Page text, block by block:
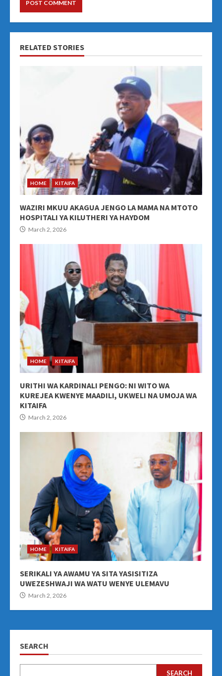
RELATED STORIES
HOME KITAIFA
WAZIRI MKUU AKAGUA JENGO LA MAMA NA MTOTO
HOSPITALI YA KILUTHERI YA HAYDOM
March 2, 2026
HOME KITAIFA
URITHI WA KARDINALI PENGO: NI WITO WA
KUREJEA KWENYE MAADILI, UKWELI NA UMOJA WA
KITAIFA
March 2, 2026
HOME KITAIFA
SERIKALI YA AWAMU YA SITA YASISITIZA
UWEZESHWAJI WA WATU WENYE ULEMAVU
March 2, 2026
SEARCH
SEARCH